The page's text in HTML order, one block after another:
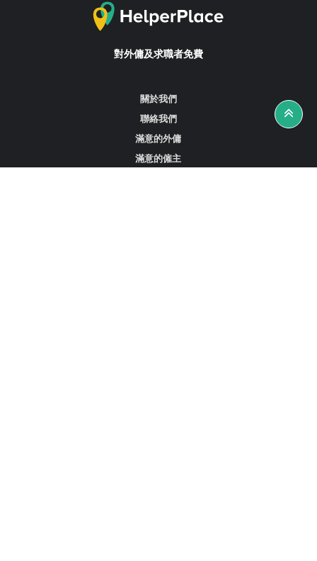
對外傭及求職者免費
關於我們
聯絡我們
滿意的外傭
滿意的僱主